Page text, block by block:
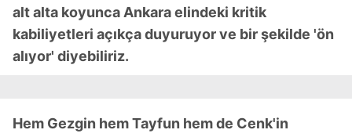
alt alta koyunca Ankara elindeki kritik
kabiliyetleri açıkça duyuruyor ve bir şekilde 'ön
alıyor' diyebiliriz.
Hem Gezgin hem Tayfun hem de Cenk'in